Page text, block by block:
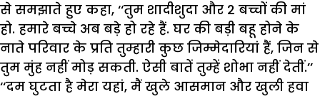
से समझाते हुए कहा, ‘‘तुम शादीशुदा और 2 बच्चों की मां
हो. हमारे बच्चे अब बड़े हो रहे हैं. घर की बड़ी बहू होने के
नाते परिवार के प्रति तुम्हारी कुछ जिम्मेदारियां हैं, जिन से
तुम मुंह नहीं मोड़ सकती. ऐसी बातें तुम्हें शोभा नहीं देतीं.’’
‘‘दम घुटता है मेरा यहां, मैं खुले आसमान और खुली हवा